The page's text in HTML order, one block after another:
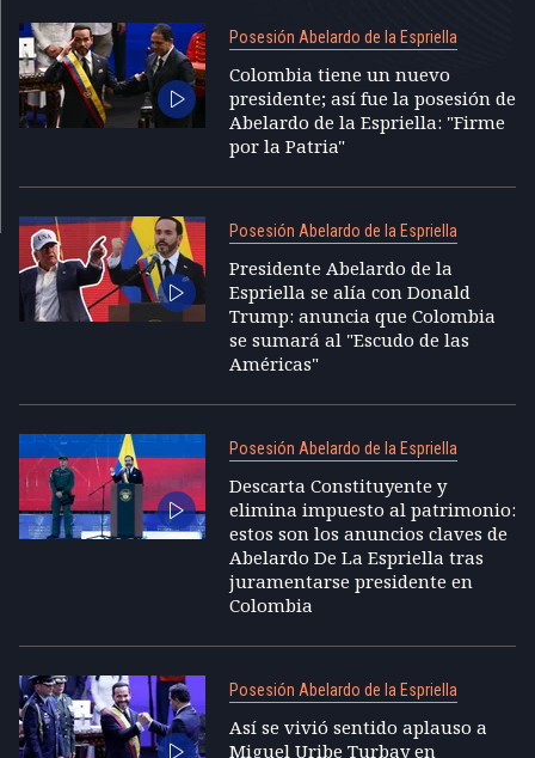
Posesión Abelardo de la Espriella
Colombia tiene un nuevo
presidente; así fue la posesión de
Abelardo de la Espriella: "Firme
por la Patria"
Posesión Abelardo de la Espriella
Presidente Abelardo de la
Espriella se alía con Donald
Trump: anuncia que Colombia
se sumará al "Escudo de las
Américas"
Posesión Abelardo de la Espriella
Descarta Constituyente y
elimina impuesto al patrimonio:
estos son los anuncios claves de
Abelardo De La Espriella tras
juramentarse presidente en
Colombia
Posesión Abelardo de la Espriella
Así se vivió sentido aplauso a
Miguel Uribe Turbay en